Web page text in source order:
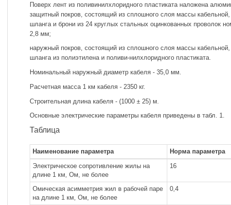
Поверх лент из поливинилхлоридного пластиката наложена
защитный покров, состоящий из сплошного слоя массы кабельной,
шланга и брони из 24 круглых стальных оцинкованных проволок
2,8 мм;
наружный покров, состоящий из сплошного слоя массы кабельной,
шланга из полиэтилена и поливи-нилхлоридного пластиката.
Номинальный наружный диаметр кабеля - 35,0 мм.
Расчетная масса 1 км кабеля - 2350 кг.
Строительная длина кабеля - (1000 ± 25) м.
Основные электрические параметры кабеля приведены в табл. 1.
Таблица
Наименование параметра
Норма параметра
Электрическое сопротивление жилы на
длине 1 км, Ом, не более
16
Омическая асимметрия жил в рабочей паре
на длине 1 км, Ом, не более
0,4